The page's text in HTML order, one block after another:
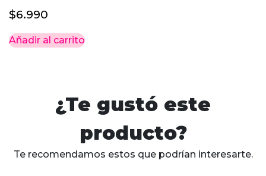
$6.990
Añadir al carrito
¿Te gustó este
producto?
Te recomendamos estos que podrían interesarte.